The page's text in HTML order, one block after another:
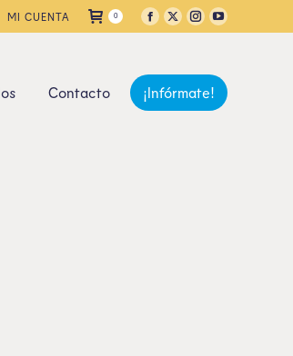
MI CUENTA 0
Contacto ¡Infórmate!